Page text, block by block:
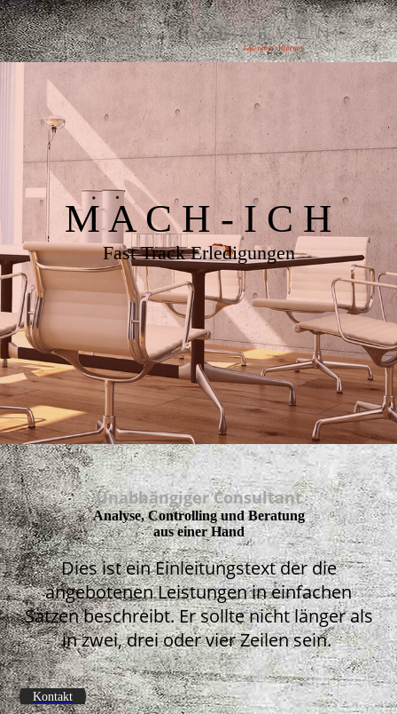
M A C H - I C H
Fast Track Erledigungen
Unabhängiger Consultant
Analyse, Controlling und Beratung
aus einer Hand
Dies ist ein Einleitungstext der die
angebotenen Leistungen in einfachen
Sätzen beschreibt. Er sollte nicht länger als
in zwei, drei oder vier Zeilen sein.
Kontakt